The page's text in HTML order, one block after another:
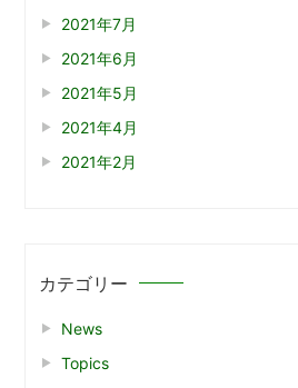
2021年7月
2021年6月
2021年5月
2021年4月
2021年2月
カテゴリー
News
Topics